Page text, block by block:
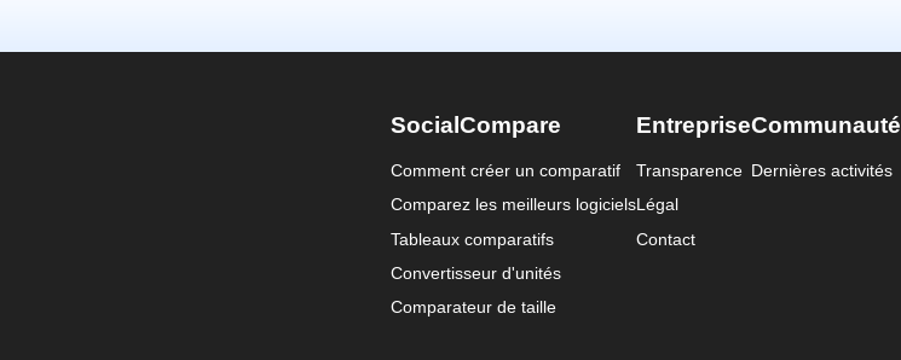
SocialCompare
Comment créer un comparatif
Comparez les meilleurs logiciels
Tableaux comparatifs
Convertisseur d'unités
Comparateur de taille
Entreprise
Transparence
Légal
Contact
Communauté
Dernières activités